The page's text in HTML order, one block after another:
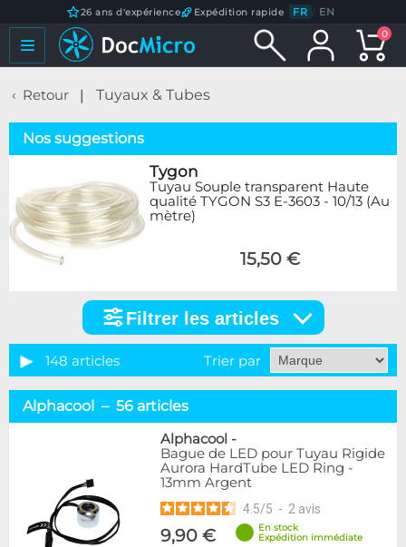
26 ans d'expérience Expédition rapide FR / EN
0
Retour Tuyaux & Tubes
Nos suggestions
Tygon
Tuyau Souple transparent Haute
qualité TYGON S3 E-3603 - 10/13 (Au
mètre)
15,50 €
articles
Catégorie
Tuyaux souples
37
Accessoires pour tuyaux
59
Marque
Alphacool
56
DocMicro
27
Filtrer les articles
148 articles Trier par
Alphacool – 56 articles
Alphacool -
Bague de LED pour Tuyau Rigide
Aurora HardTube LED Ring -
13mm Argent
4.5/5 - 2 avis
9,90 €
En stock
Expédition immédiate